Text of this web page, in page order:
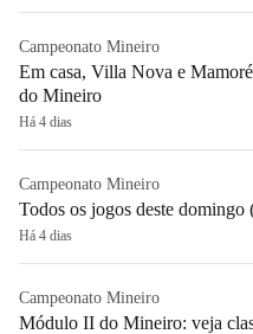
Campeonato Mineiro
Em casa, Villa Nova e
do Mineiro
Há 4 dias
Campeonato Mineiro
Todos os jogos deste
Há 4 dias
Campeonato Mineiro
Módulo II do Mineiro: veja